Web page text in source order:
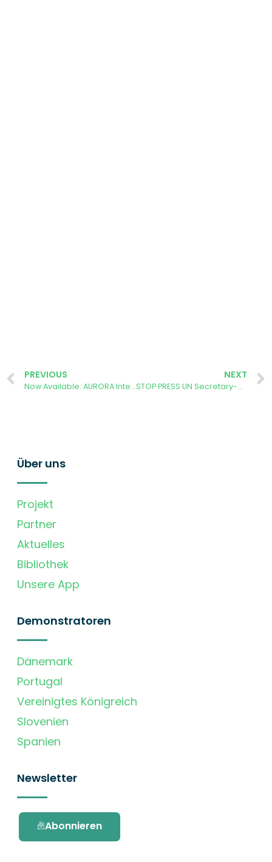
PREVIOUS
Now Available: AURORA Interactive Dashboard
NEXT
STOP PRESS UN Secretary-General’s special address on climate action
Über uns
Projekt
Partner
Aktuelles
Bibliothek
Unsere App
Demonstratoren
Dänemark
Portugal
Vereinigtes Königreich
Slovenien
Spanien
Newsletter
Abonnieren